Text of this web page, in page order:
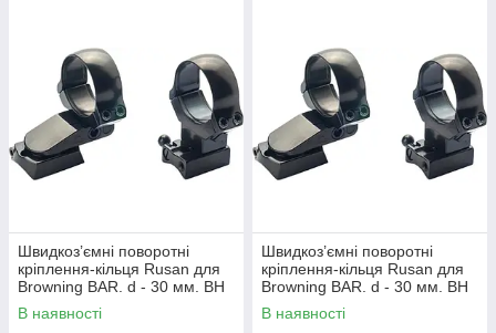
Швидкоз’ємні поворотні
кріплення-кільця Rusan для
Browning BAR. d - 30 мм. BH
17 мм. KR 32 мм
В наявності
Швидкоз’ємні поворотні
кріплення-кільця Rusan для
Browning BAR. d - 30 мм. BH
19 мм. KR 32 мм
В наявності